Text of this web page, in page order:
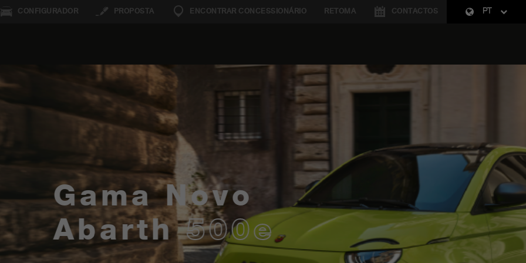
CONFIGURADOR PROPOSTA ENCONTRAR CONCESSIONÁRIO RETOMA CONTACTOS PT